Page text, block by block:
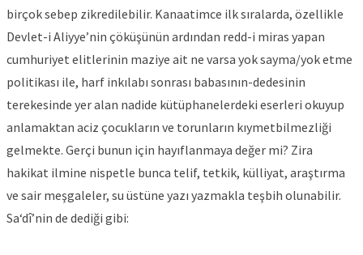
birçok sebep zikredilebilir. Kanaatimce ilk sıralarda, özellikle
Devlet-i Aliyye’nin çöküşünün ardından redd-i miras yapan
cumhuriyet elitlerinin maziye ait ne varsa yok sayma/yok etme
politikası ile, harf inkılabı sonrası babasının-dedesinin
terekesinde yer alan nadide kütüphanelerdeki eserleri okuyup
anlamaktan aciz çocukların ve torunların kıymetbilmezliği
gelmekte. Gerçi bunun için hayıflanmaya değer mi? Zira
hakikat ilmine nispetle bunca telif, tetkik, külliyat, araştırma
ve sair meşgaleler, su üstüne yazı yazmakla teşbih olunabilir.
Sa‘dî’nin de dediği gibi: